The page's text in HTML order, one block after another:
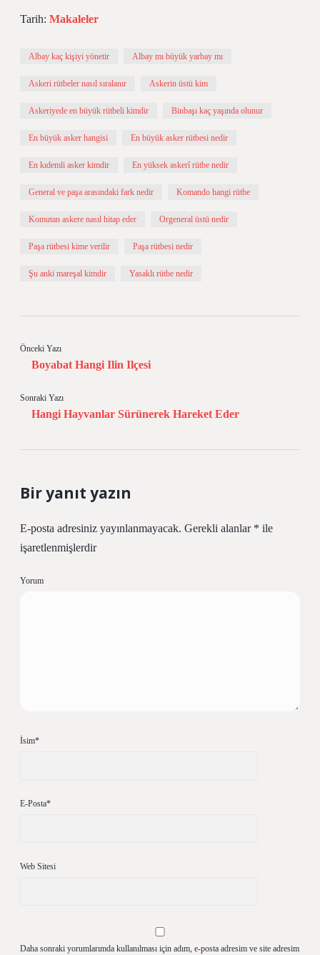
Tarih: Makaleler
Albay kaç kişiyi yönetir Albay mı büyük yarbay mı
Askeri rütbeler nasıl sıralanır Askerin üstü kim
Askeriyede en büyük rütbeli kimdir Binbaşı kaç yaşında olunur
En büyük asker hangisi En büyük asker rütbesi nedir
En kıdemli asker kimdir En yüksek askerî rütbe nedir
General ve paşa arasındaki fark nedir Komando hangi rütbe
Komutan askere nasıl hitap eder Orgeneral üstü nedir
Paşa rütbesi kime verilir Paşa rütbesi nedir
Şu anki mareşal kimdir Yasaklı rütbe nedir
Önceki Yazı
Boyabat Hangi Ilin Ilçesi
Sonraki Yazı
Hangi Hayvanlar Sürünerek Hareket Eder
Bir yanıt yazın
E-posta adresiniz yayınlanmayacak. Gerekli alanlar * ile
işaretlenmişlerdir
Yorum
İsim*
E-Posta*
Web Sitesi
Daha sonraki yorumlarımda kullanılması için adım, e-posta adresim ve site adresim